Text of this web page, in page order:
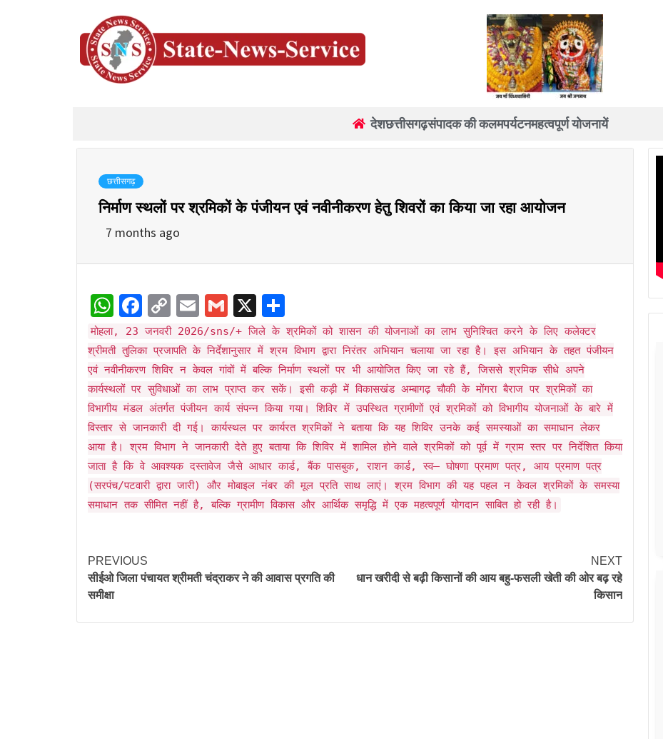
देशछत्तीसगढ़संपादक की कलमपर्यटनमहत्वपूर्ण योजनायें
छत्तीसगढ़
निर्माण स्थलों पर श्रमिकों के पंजीयन एवं नवीनीकरण हेतु शिवरों का किया जा रहा आयोजन
7 months ago
WhatsApp
Facebook
Copy
Link
EmailGmail
X
मोहला, 23 जनवरी 2026/sns/+ जिले के श्रमिकों को शासन की योजनाओं का लाभ सुनिश्चित करने के लिए कलेक्टर
श्रीमती तुलिका प्रजापति के निर्देशानुसार में श्रम विभाग द्वारा निरंतर अभियान चलाया जा रहा है। इस अभियान के तहत पंजीयन
एवं नवीनीकरण शिविर न केवल गांवों में बल्कि निर्माण स्थलों पर भी आयोजित किए जा रहे हैं, जिससे श्रमिक सीधे अपने
कार्यस्थलों पर सुविधाओं का लाभ प्राप्त कर सकें। इसी कड़ी में विकासखंड अम्बागढ़ चौकी के मोंगरा बैराज पर श्रमिकों का
विभागीय मंडल अंतर्गत पंजीयन कार्य संपन्न किया गया। शिविर में उपस्थित ग्रामीणों एवं श्रमिकों को विभागीय योजनाओं के बारे में
विस्तार से जानकारी दी गई। कार्यस्थल पर कार्यरत श्रमिकों ने बताया कि यह शिविर उनके कई समस्याओं का समाधान लेकर
आया है। श्रम विभाग ने जानकारी देते हुए बताया कि शिविर में शामिल होने वाले श्रमिकों को पूर्व में ग्राम स्तर पर निर्देशित किया
जाता है कि वे आवश्यक दस्तावेज जैसे आधार कार्ड, बैंक पासबुक, राशन कार्ड, स्व– घोषणा प्रमाण पत्र, आय प्रमाण पत्र
(सरपंच/पटवारी द्वारा जारी) और मोबाइल नंबर की मूल प्रति साथ लाएं। श्रम विभाग की यह पहल न केवल श्रमिकों के समस्या
समाधान तक सीमित नहीं है, बल्कि ग्रामीण विकास और आर्थिक समृद्धि में एक महत्वपूर्ण योगदान साबित हो रही है।
PREVIOUS
सीईओ जिला पंचायत श्रीमती चंद्राकर ने की आवास प्रगति की
समीक्षा
NEXT
धान खरीदी से बढ़ी किसानों की आय बहु-फसली खेती की ओर बढ़ रहे
किसान